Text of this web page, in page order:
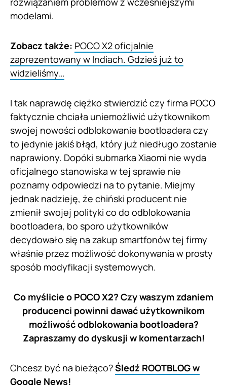
modelami.
Zobacz także: POCO X2 oficjalnie
zaprezentowany w Indiach. Gdzieś już to
widzieliśmy…
I tak naprawdę ciężko stwierdzić czy firma POCO
faktycznie chciała uniemożliwić użytkownikom
swojej nowości odblokowanie bootloadera czy
to jedynie jakiś błąd, który już niedługo zostanie
naprawiony. Dopóki submarka Xiaomi nie wyda
oficjalnego stanowiska w tej sprawie nie
poznamy odpowiedzi na to pytanie. Miejmy
jednak nadzieję, że chiński producent nie
zmienił swojej polityki co do odblokowania
bootloadera, bo sporo użytkowników
decydowało się na zakup smartfonów tej firmy
właśnie przez możliwość dokonywania w prosty
sposób modyfikacji systemowych.
Co myślicie o POCO X2? Czy waszym zdaniem
producenci powinni dawać użytkownikom
możliwość odblokowania bootloadera?
Zapraszamy do dyskusji w komentarzach!
Chcesz być na bieżąco?Śledź ROOTBLOG w
Google News!